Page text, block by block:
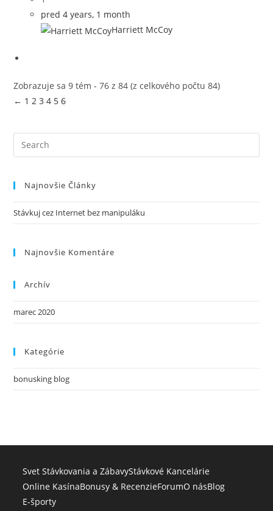
pred 4 years, 1 month
Harriett McCoy
Zobrazuje sa 9 tém - 76 z 84 (z celkového počtu 84)
← 1 2 3 4 5 6
Search
this
Najnovšie Články
Stávkuj cez Internet bez manipuláku
Najnovšie Komentáre
Archív
marec 2020
Kategórie
bonusking blog
Svet Stávkovania a ZábavyStávkové Kancelárie
Online KasínaBonusy & RecenzieForumO násBlog
E-športy